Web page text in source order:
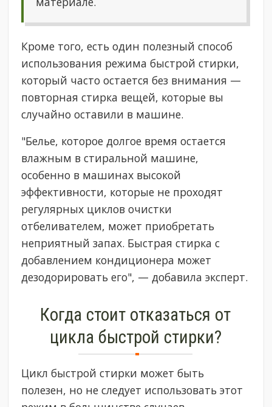
Кроме того, есть один полезный способ
использования режима быстрой стирки,
который часто остается без внимания —
повторная стирка вещей, которые вы
случайно оставили в машине.
"Белье, которое долгое время остается
влажным в стиральной машине,
особенно в машинах высокой
эффективности, которые не проходят
регулярных циклов очистки
отбеливателем, может приобретать
неприятный запах. Быстрая стирка с
добавлением кондиционера может
дезодорировать его", — добавила эксперт.
Когда стоит отказаться от
цикла быстрой стирки?
Цикл быстрой стирки может быть
полезен, но не следует использовать этот